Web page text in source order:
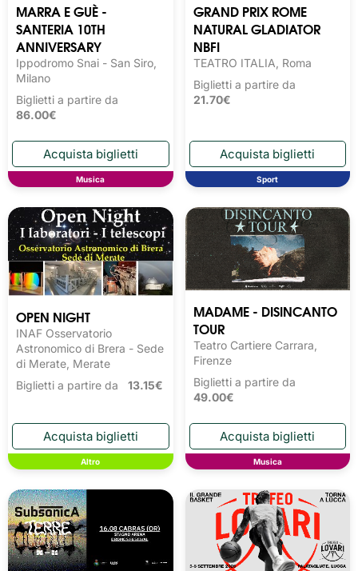
MARRA E GUÈ -
SANTERIA 10TH
ANNIVERSARY
Ippodromo Snai - San Siro,
Milano
Biglietti a partire da
86.00€
Musica
GRAND PRIX ROME
NATURAL GLADIATOR
NBFI
TEATRO ITALIA, Roma
Biglietti a partire da
21.70€
Sport
OPEN NIGHT
INAF Osservatorio
Astronomico di Brera - Sede
di Merate, Merate
Biglietti a partire da 13.15€
Altro
MADAME - DISINCANTO
TOUR
Teatro Cartiere Carrara,
Firenze
Biglietti a partire da
49.00€
Musica